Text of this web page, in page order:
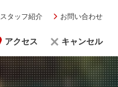
スタッフ紹介 お問い合わせ
アクセス キャンセル